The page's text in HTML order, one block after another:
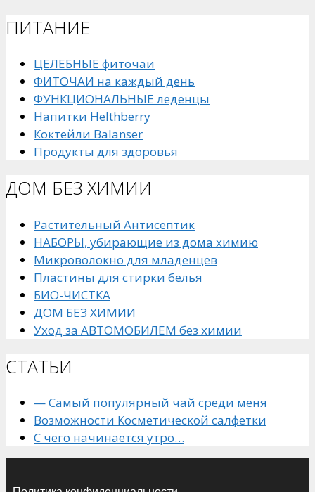
ПИТАНИЕ
ЦЕЛЕБНЫЕ фиточаи
ФИТОЧАИ на каждый день
ФУНКЦИОНАЛЬНЫЕ леденцы
Напитки Helthberry
Коктейли Balanser
Продукты для здоровья
ДОМ БЕЗ ХИМИИ
Растительный Антисептик
НАБОРЫ, убирающие из дома химию
Микроволокно для младенцев
Пластины для стирки белья
БИО-ЧИСТКА
ДОМ БЕЗ ХИМИИ
Уход за АВТОМОБИЛЕМ без химии
СТАТЬИ
— Самый популярный чай среди меня
Возможности Косметической салфетки
С чего начинается утро…